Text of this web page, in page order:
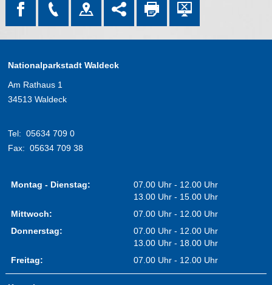
Nationalparkstadt Waldeck
Am Rathaus 1
34513 Waldeck
Tel: 05634 709 0
Fax: 05634 709 38
Montag - Dienstag:
07.00 Uhr - 12.00 Uhr
13.00 Uhr - 15.00 Uhr
Mittwoch:
07.00 Uhr - 12.00 Uhr
Donnerstag:
07.00 Uhr - 12.00 Uhr
13.00 Uhr - 18.00 Uhr
Freitag:
07.00 Uhr - 12.00 Uhr